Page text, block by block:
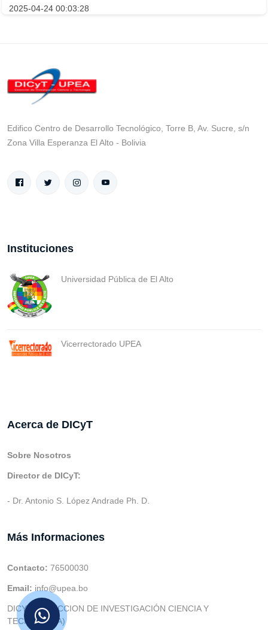
2025-04-24 00:03:28
Edifico Centro de Desarrollo Tecnológico, Torre B, Av. Sucre, s/n
Zona Villa Esperanza El Alto - Bolivia
Instituciones
Universidad Pública de El Alto
Vicerrectorado UPEA
Acerca de DICyT
Sobre Nosotros
Director de DICyT:
- Dr. Antonio S. López Andrade Ph. D.
Más Informaciones
Contacto: 76500030
Email: info@upea.bo
DICYT (DIRECCION DE INVESTIGACIÓN CIENCIA Y
TECNOLOGIA)